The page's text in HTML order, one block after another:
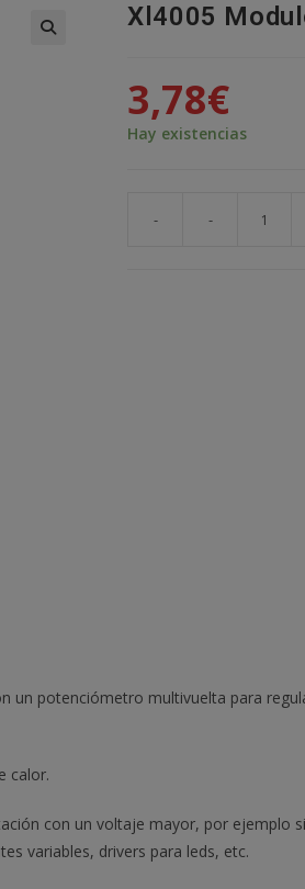
Xl4005
3,78€
Hay existencias
- -
un potenciómetro multivuelta para
calor.
con un voltaje mayor, por ejemplo
variables, drivers para leds, etc.